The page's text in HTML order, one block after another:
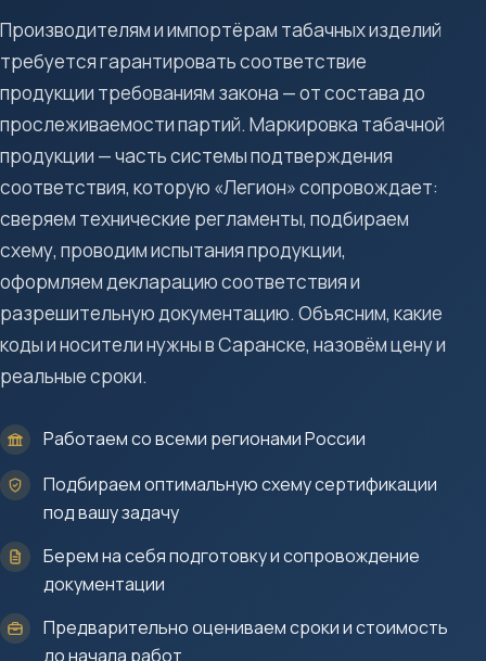
Производителям и импортёрам табачных изделий
требуется гарантировать соответствие
продукции требованиям закона — от состава до
прослеживаемости партий. Маркировка табачной
продукции — часть системы подтверждения
соответствия, которую «Легион» сопровождает:
сверяем технические регламенты, подбираем
схему, проводим испытания продукции,
оформляем декларацию соответствия и
разрешительную документацию. Объясним, какие
коды и носители нужны в Саранске, назовём цену и
реальные сроки.
Работаем со всеми регионами России
Подбираем оптимальную схему сертификации
под вашу задачу
Берем на себя подготовку и сопровождение
документации
Предварительно оцениваем сроки и стоимость
до начала работ